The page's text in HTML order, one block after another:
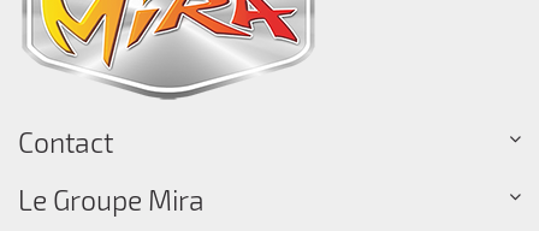
Contact
Le Groupe Mira